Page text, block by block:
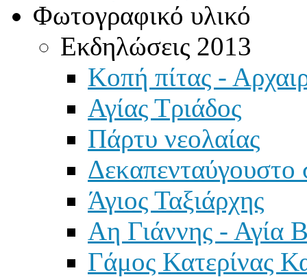
Φωτογραφικό υλικό
Εκδηλώσεις 2013
Κοπή πίτας -
Αγίας Τριάδος
Πάρτυ νεολαίας
Δεκαπενταύγουστο
Άγιος Ταξιάρχης
Αη Γιάννης - Αγία
Γάμος Κατερίνας